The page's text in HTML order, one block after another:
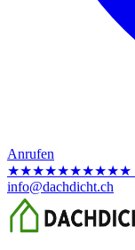
Anrufen
★★★★★★★★★★
info@dachdicht.ch